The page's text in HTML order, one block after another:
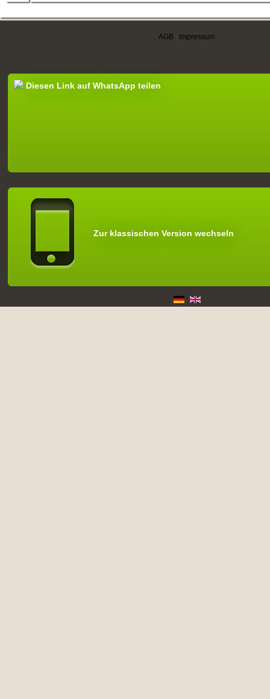
AGB Impressum
Diesen Link auf WhatsApp teilen
Zur klassischen Version wechseln